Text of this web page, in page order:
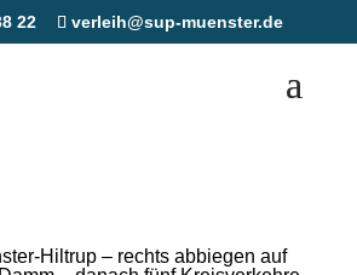
22 verleih@sup-muenster.de
Hiltrup – rechts abbiegen auf